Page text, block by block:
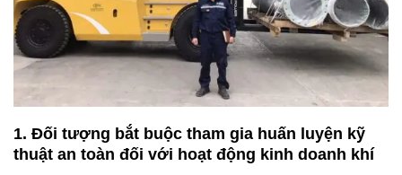
1. Đối tượng bắt buộc tham gia huấn luyện kỹ
thuật an toàn đối với hoạt động kinh doanh khí